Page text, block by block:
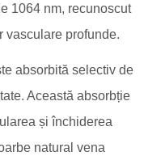
1064 nm, recunoscut
vasculare profunde.
absorbită selectiv de
Această absorbție
și închiderea
natural vena